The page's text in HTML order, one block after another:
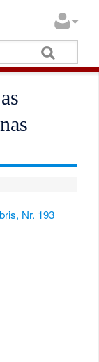
Nr. 193